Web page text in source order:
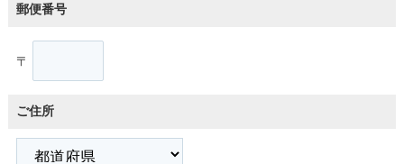
郵便番号
〒
ご住所